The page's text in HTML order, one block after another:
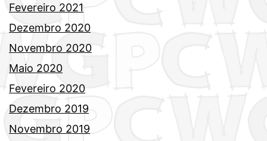
Fevereiro 2021
Dezembro 2020
Novembro 2020
Maio 2020
Fevereiro 2020
Dezembro 2019
Novembro 2019